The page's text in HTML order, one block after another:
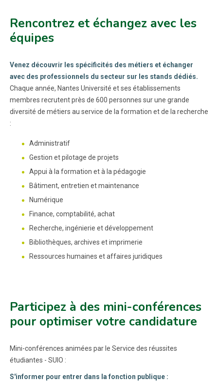
Rencontrez et échangez avec les
équipes
Venez découvrir les spécificités des métiers et échanger
avec des professionnels du secteur sur les stands dédiés.
Chaque année, Nantes Université et ses établissements
membres recrutent près de 600 personnes sur une grande
diversité de métiers au service de la formation et de la recherche
:
Administratif
Gestion et pilotage de projets
Appui à la formation et à la pédagogie
Bâtiment, entretien et maintenance
Numérique
Finance, comptabilité, achat
Recherche, ingénierie et développement
Bibliothèques, archives et imprimerie
Ressources humaines et affaires juridiques
Participez à des mini-conférences
pour optimiser votre candidature
Mini-conférences animées par le Service des réussites
étudiantes - SUIO :
S'informer pour entrer dans la fonction publique :